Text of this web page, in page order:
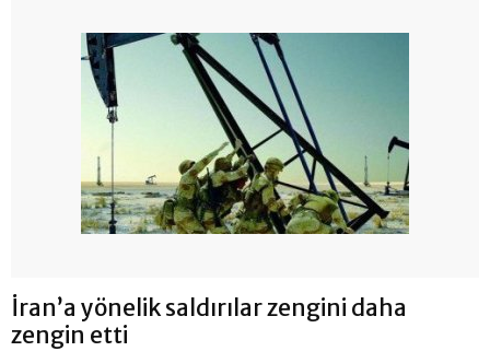
İran’a yönelik saldırılar zengini daha
zengin etti